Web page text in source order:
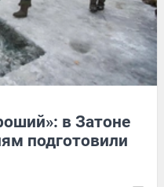
в Затоне
подготовили